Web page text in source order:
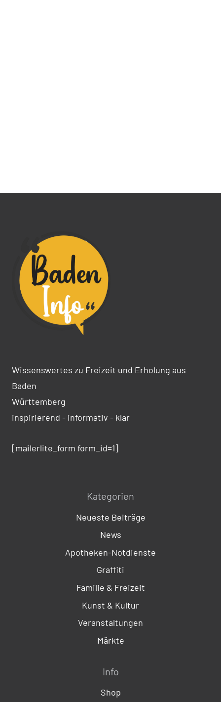
Wissenswertes zu Freizeit und Erholung aus
Baden
Württemberg
inspirierend - informativ - klar
[mailerlite_form form_id=1]
Kategorien
Neueste Beiträge
News
Apotheken-Notdienste
Graffiti
Familie & Freizeit
Kunst & Kultur
Veranstaltungen
Märkte
Info
Shop